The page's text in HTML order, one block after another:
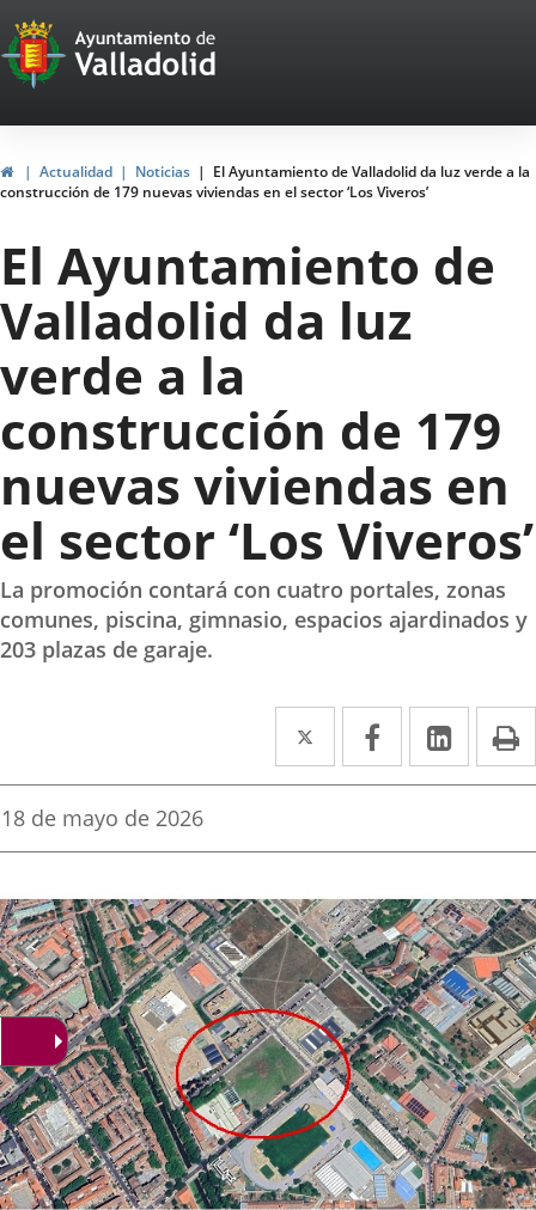
Portal
Web
del
Ayuntamiento
de
Valladolid
InicioActualidad Noticias
El Ayuntamiento de Valladolid da luz verde a la
construcción de 179 nuevas viviendas en el sector ‘Los Viveros’
El Ayuntamiento de
Valladolid da luz
verde a la
construcción de 179
nuevas viviendas en
el sector ‘Los Viveros’
La promoción contará con cuatro portales, zonas
comunes, piscina, gimnasio, espacios ajardinados y
203 plazas de garaje.
Twitter
Enlace
a
aplicación
externa.
Facebook
Enlace
a
aplicación
externa.
Enlace
a
Fecha
la
18 de mayo de 2026